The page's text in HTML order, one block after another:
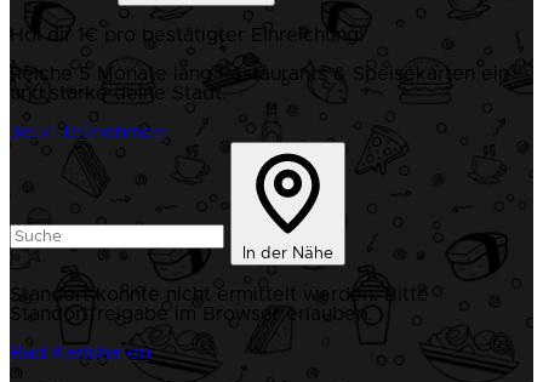
Hol dir 1€ pro bestätigter Einreichung!
Reiche 5 Monate lang Restaurants & Speisekarten ein
und stärke deine Stadt.
Jetzt teilnehmen
In der Nähe
Standort konnte nicht ermittelt werden. Bitte
Standortfreigabe im Browser erlauben.
Bad Karlshafen